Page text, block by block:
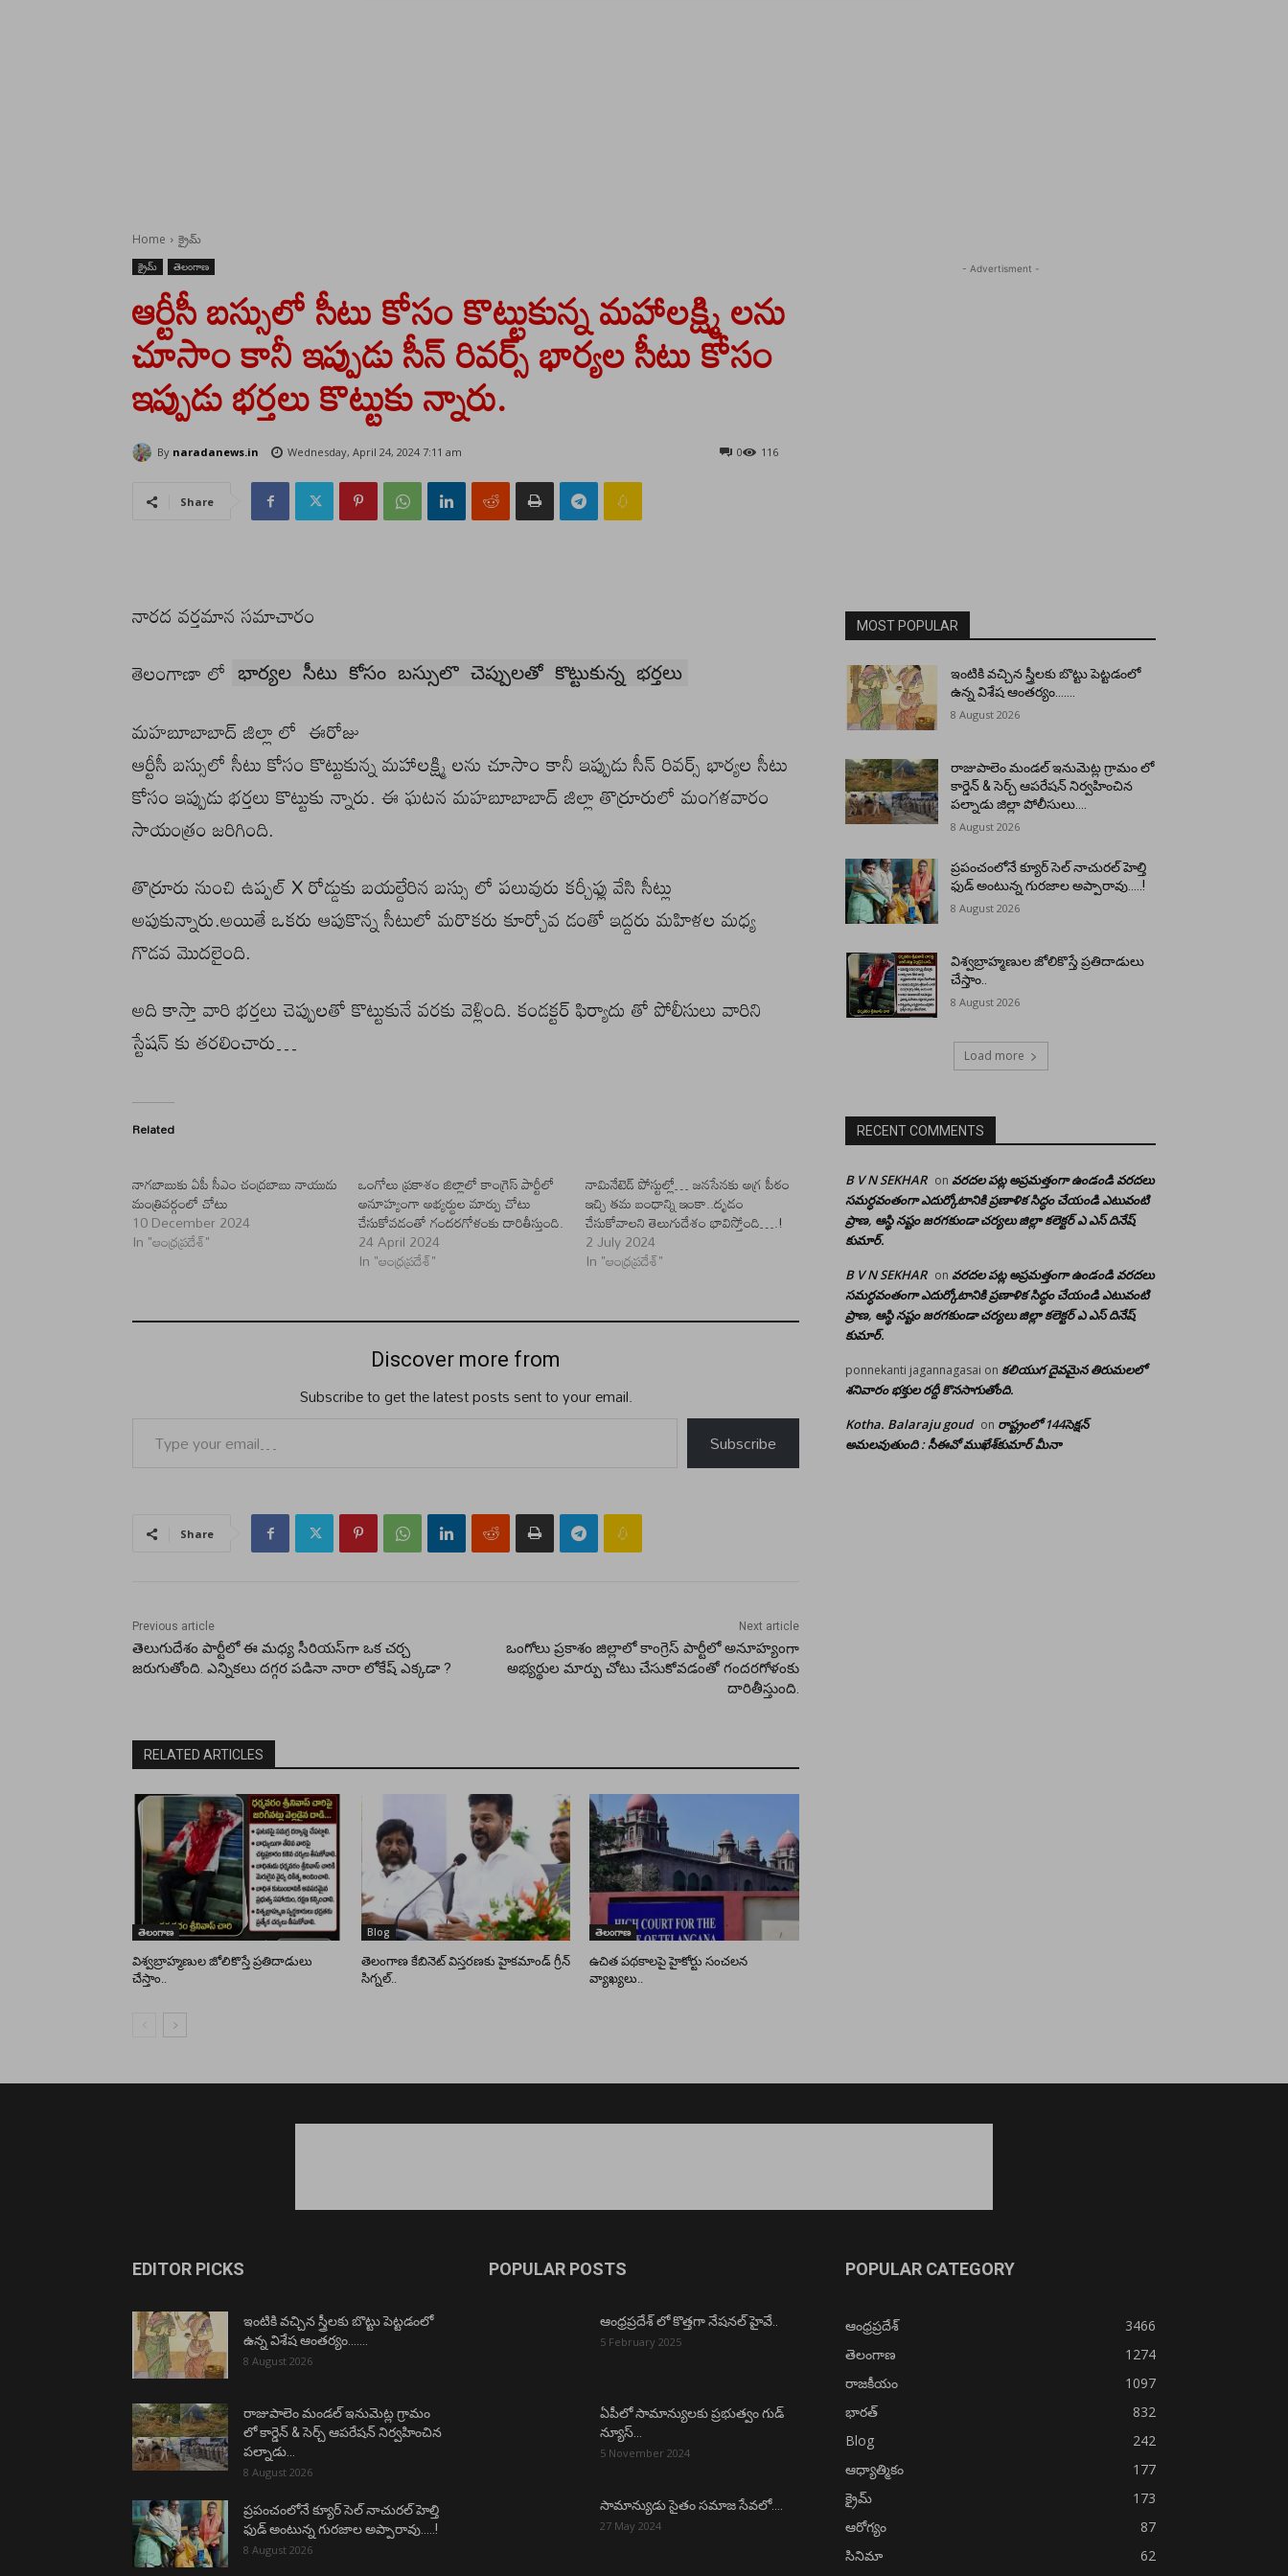
Home క్రైమ్
క్రైమ్ తెలంగాణ
ఆర్టీసీ బస్సులో సీటు కోసం కొట్టుకున్న మహాలక్ష్మి లను
చూసాం కానీ ఇప్పుడు సీన్ రివర్స్ భార్యల సీటు కోసం
ఇప్పుడు భర్తలు కొట్టుకు న్నారు.
By naradanews.in Wednesday, April 24, 2024 7:11 am 116
0
Share
నారద వర్తమాన సమాచారం
తెలంగాణా లో భార్యల సీటు కోసం బస్సులొ చెప్పులతో కొట్టుకున్న భర్తలు
మహబూబాబాద్ జిల్లా లో ఈరోజు
ఆర్టీసీ బస్సులో సీటు కోసం కొట్టుకున్న మహాలక్ష్మి లను చూసాం కానీ ఇప్పుడు సీన్ రివర్స్ భార్యల సీటు
కోసం ఇప్పుడు భర్తలు కొట్టుకు న్నారు. ఈ ఘటన మహబూబాబాద్ జిల్లా తొర్రూరులో మంగళవారం
సాయంత్రం జరిగింది.
తొర్రూరు నుంచి ఉప్పల్ X రోడ్డుకు బయల్దేరిన బస్సు లో పలువురు కర్చీఫ్లు వేసి సీట్లు
అపుకున్నారు.అయితే ఒకరు ఆపుకొన్న సీటులో మరొకరు కూర్చోవ డంతో ఇద్దరు మహిళల మధ్య
గొడవ మొదలైంది.
అది కాస్తా వారి భర్తలు చెప్పులతో కొట్టుకునే వరకు వెళ్లింది. కండక్టర్ ఫిర్యాదు తో పోలీసులు వారిని
స్టేషన్ కు తరలించారు…
Related
నాగబాబుకు ఏపీ సీఎం చంద్రబాబు నాయుడు
మంత్రివర్గంలో చోటు
10 December 2024
In "ఆంధ్రప్రదేశ్"
ఒంగోలు ప్రకాశం జిల్లాలో కాంగ్రెస్ పార్టీలో
అనూహ్యంగా అభ్యర్థుల మార్పు చోటు
చేసుకోవడంతో గందరగోళంకు దారితీస్తుంది.
24 April 2024
In "ఆంధ్రప్రదేశ్"
నామినేటెడ్ పోస్టుల్లో… జనసేనకు అగ్ర పీఠం
ఇచ్చి తమ బంధాన్ని ఇంకా..దృడం
చేసుకోవాలని తెలుగుదేశం భావిస్తోంది….!
2 July 2024
In "ఆంధ్రప్రదేశ్"
Discover more from
Subscribe to get the latest posts sent to your email.
Subscribe
Share
Previous article
తెలుగుదేశం పార్టీలో ఈ మధ్య సీరియస్‌గా ఒక చర్చ
జరుగుతోంది. ఎన్నికలు దగ్గర పడినా నారా లోకేష్ ఎక్కడా ?
Next article
ఒంగోలు ప్రకాశం జిల్లాలో కాంగ్రెస్ పార్టీలో అనూహ్యంగా
అభ్యర్థుల మార్పు చోటు చేసుకోవడంతో గందరగోళంకు
దారితీస్తుంది.
RELATED ARTICLES
తెలంగాణ
విశ్వబ్రాహ్మణుల జోలికొస్తే ప్రతిదాడులు
చేస్తాం..
Blog
తెలంగాణ కేబినెట్ విస్తరణకు హైకమాండ్ గ్రీన్
సిగ్నల్..
తెలంగాణ
ఉచిత పథకాలపై హైకోర్టు సంచలన
వ్యాఖ్యలు..
- Advertisment -
MOST POPULAR
ఇంటికి వచ్చిన స్త్రీలకు బొట్టు పెట్టడంలో
ఉన్న విశేష ఆంతర్యం…….
8 August 2026
రాజుపాలెం మండల్ ఇనుమెట్ల గ్రామం లో
కార్డెన్ & సెర్చ్ ఆపరేషన్ నిర్వహించిన
పల్నాడు జిల్లా పోలీసులు….
8 August 2026
ప్రపంచంలోనే క్యూర్ సెల్ నాచురల్ హెల్తి
ఫుడ్ అంటున్న గురజాల అప్పారావు…..!
8 August 2026
విశ్వబ్రాహ్మణుల జోలికొస్తే ప్రతిదాడులు
చేస్తాం..
8 August 2026
Load more
RECENT COMMENTS
B V N SEKHAR on వరదల పట్ల అప్రమత్తంగా ఉండండి వరదలు
సమర్ధవంతంగా ఎదుర్కోటానికి ప్రణాళిక సిద్ధం చేయండి ఎటువంటి
ప్రాణ, ఆస్థి నష్టం జరగకుండా చర్యలు జిల్లా కలెక్టర్ ఎ ఎస్ దినేష్
కుమార్.
B V N SEKHAR on వరదల పట్ల అప్రమత్తంగా ఉండండి వరదలు
సమర్ధవంతంగా ఎదుర్కోటానికి ప్రణాళిక సిద్ధం చేయండి ఎటువంటి
ప్రాణ, ఆస్థి నష్టం జరగకుండా చర్యలు జిల్లా కలెక్టర్ ఎ ఎస్ దినేష్
కుమార్.
ponnekanti jagannagasai on కలియుగ దైవమైన తిరుమలలో
శనివారం భక్తుల రద్దీ కొనసాగుతోంది.
Kotha. Balaraju goud on రాష్ట్రంలో 144సెక్షన్
అమలవుతుంది : సీఈవో ముఖేశ్‌కుమార్‌ మీనా
EDITOR PICKS
ఇంటికి వచ్చిన స్త్రీలకు బొట్టు పెట్టడంలో
ఉన్న విశేష ఆంతర్యం…….
8 August 2026
రాజుపాలెం మండల్ ఇనుమెట్ల గ్రామం
లో కార్డెన్ & సెర్చ్ ఆపరేషన్ నిర్వహించిన
పల్నాడు...
8 August 2026
ప్రపంచంలోనే క్యూర్ సెల్ నాచురల్ హెల్తి
ఫుడ్ అంటున్న గురజాల అప్పారావు…..!
8 August 2026
POPULAR POSTS
ఆంధ్రప్రదేశ్ లో కొత్తగా నేషనల్ హైవే..
5 February 2025
ఏపీలో సామాన్యులకు ప్రభుత్వం గుడ్
న్యూస్…
5 November 2024
సామాన్యుడు సైతం సమాజ సేవలో….
27 May 2024
POPULAR CATEGORY
ఆంధ్రప్రదేశ్
3466
తెలంగాణ
1274
రాజకీయం
1097
భారత్
832
Blog
242
ఆధ్యాత్మికం
177
క్రైమ్
173
ఆరోగ్యం
87
సినిమా
62